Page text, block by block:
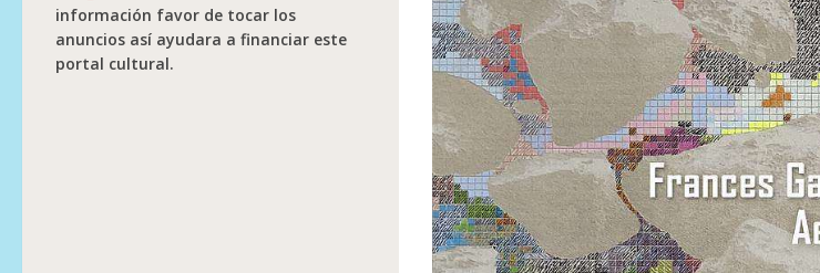
información favor de tocar los
anuncios así ayudara a financiar este
portal cultural.